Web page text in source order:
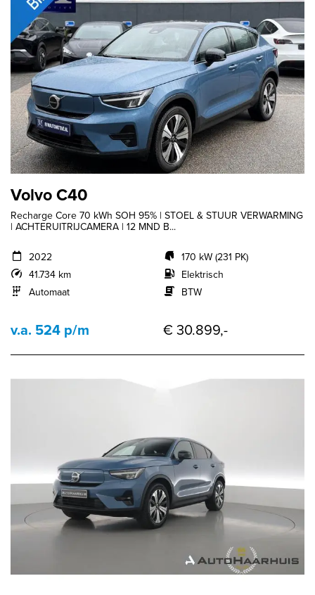
Volvo C40
Recharge Core 70 kWh SOH 95% | STOEL & STUUR VERWARMING
| ACHTERUITRIJCAMERA | 12 MND B...
2022
41.734 km
Automaat
170 kW (231 PK)
Elektrisch
BTW
v.a. 524 p/m € 30.899,-